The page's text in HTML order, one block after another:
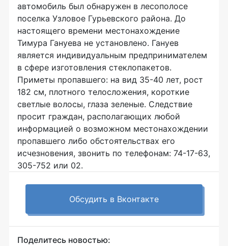
автомобиль был обнаружен в лесополосе
поселка Узловое Гурьевского района. До
настоящего времени местонахождение
Тимура Гануева не установлено. Гануев
является индивидуальным предпринимателем
в сфере изготовления стеклопакетов.
Приметы пропавшего: на вид 35-40 лет, рост
182 см, плотного телосложения, короткие
светлые волосы, глаза зеленые. Следствие
просит граждан, располагающих любой
информацией о возможном местонахождении
пропавшего либо обстоятельствах его
исчезновения, звонить по телефонам: 74-17-63,
305-752 или 02.
Обсудить в Вконтакте
Поделитесь новостью: